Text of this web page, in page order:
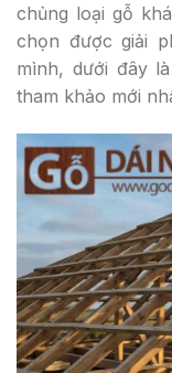
chủng loại gỗ
chọn được giải
mình, dưới đây
tham khảo mới